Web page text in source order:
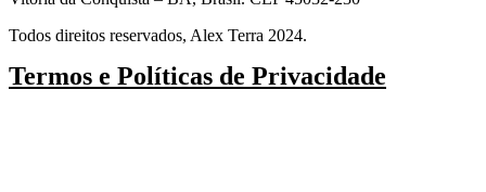
Todos direitos reservados, Alex Terra 2024.
Termos e Políticas de Privacidade